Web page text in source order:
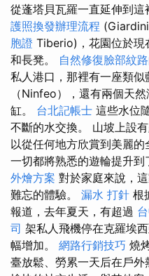
從蓬塔貝瓦羅一直延伸到
護照換發辦理流程 (Giardini
胞證 Tiberio)，花園位於現
和長凳。 自然修復臉部紋
私人港口，那裡有一座類
（Ninfeo），還有兩個天
缸。 台北記帳士 這些水位
不斷的水交換。 山坡上設
以從任何地方欣賞到美麗
一切都將熟悉的遊輪提升到
外燴方案 對於家庭來說，
難忘的體驗。 漏水 打針 根
報道，去年夏天，有超過
司 架私人飛機停在克羅埃
幅增加。 網路行銷技巧 燒
臺放鬆、勞累一天后在戶外